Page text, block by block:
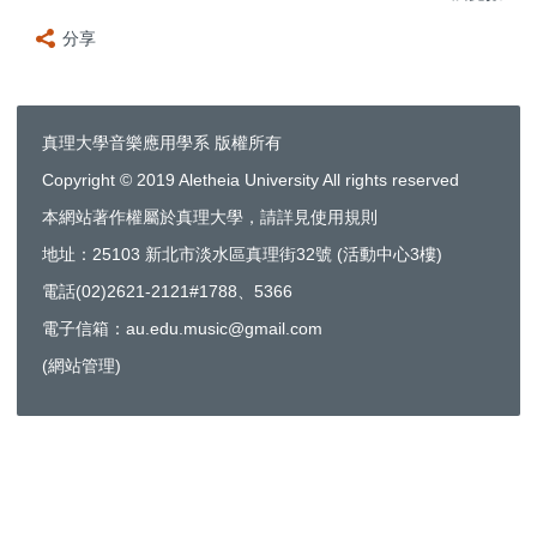
分享
真理大學音樂應用學系 版權所有
Copyright © 2019 Aletheia University All rights reserved
本網站著作權屬於真理大學，請詳見使用規則
地址：25103 新北市淡水區真理街32號 (活動中心3樓)
電話(02)2621-2121#1788、5366
電子信箱：au.edu.music@gmail.com
(網站管理)